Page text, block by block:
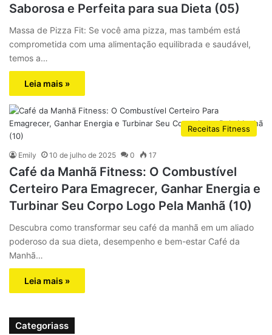
Saborosa e Perfeita para sua Dieta (05)
Massa de Pizza Fit: Se você ama pizza, mas também está
comprometida com uma alimentação equilibrada e saudável,
temos a…
Leia mais »
Receitas Fitness
Emily 10 de julho de 2025 0 17
Café da Manhã Fitness: O Combustível
Certeiro Para Emagrecer, Ganhar Energia e
Turbinar Seu Corpo Logo Pela Manhã (10)
Descubra como transformar seu café da manhã em um aliado
poderoso da sua dieta, desempenho e bem-estar Café da
Manhã…
Leia mais »
Categoriass